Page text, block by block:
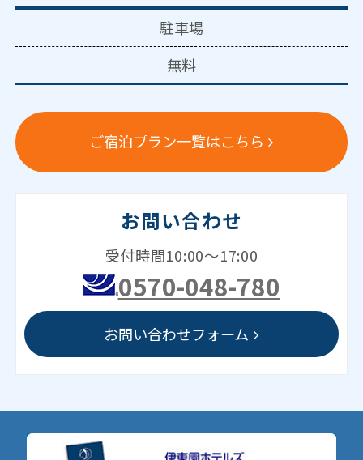
駐車場
無料
ご宿泊プラン一覧はこちら
お問い合わせ
受付時間10:00～17:00
0570-048-780
お問い合わせフォーム